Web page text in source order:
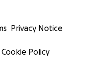
Privacy Notice
Cookie Policy